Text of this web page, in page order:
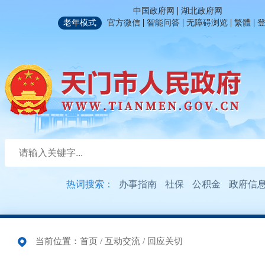
中国政府网 | 湖北政府网
老年模式
官方微信 | 智能问答 | 无障碍浏览 | 繁體 |
热词搜索： 办事指南 社保 公积金 政府信
当前位置： 首页 / 互动交流 / 回应关切